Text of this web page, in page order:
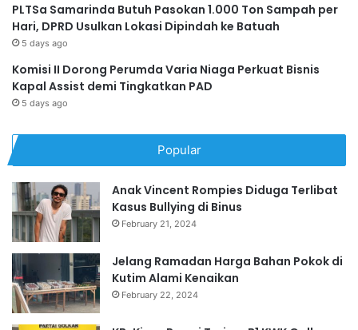
PLTSa Samarinda Butuh Pasokan 1.000 Ton Sampah per
Hari, DPRD Usulkan Lokasi Dipindah ke Batuah
5 days ago
Komisi II Dorong Perumda Varia Niaga Perkuat Bisnis
Kapal Assist demi Tingkatkan PAD
5 days ago
Popular
Anak Vincent Rompies Diduga Terlibat
Kasus Bullying di Binus
February 21, 2024
Jelang Ramadan Harga Bahan Pokok di
Kutim Alami Kenaikan
February 22, 2024